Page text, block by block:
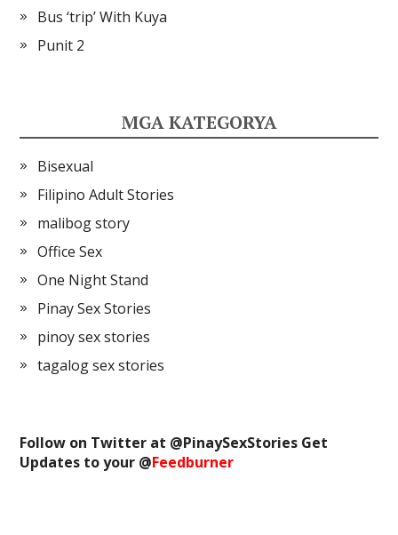
Bus ‘trip’ With Kuya
Punit 2
MGA KATEGORYA
Bisexual
Filipino Adult Stories
malibog story
Office Sex
One Night Stand
Pinay Sex Stories
pinoy sex stories
tagalog sex stories
Follow on Twitter at @PinaySexStories Get
Updates to your @Feedburner